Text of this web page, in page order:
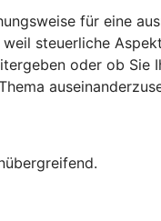
für eine
steuerliche
oder ob